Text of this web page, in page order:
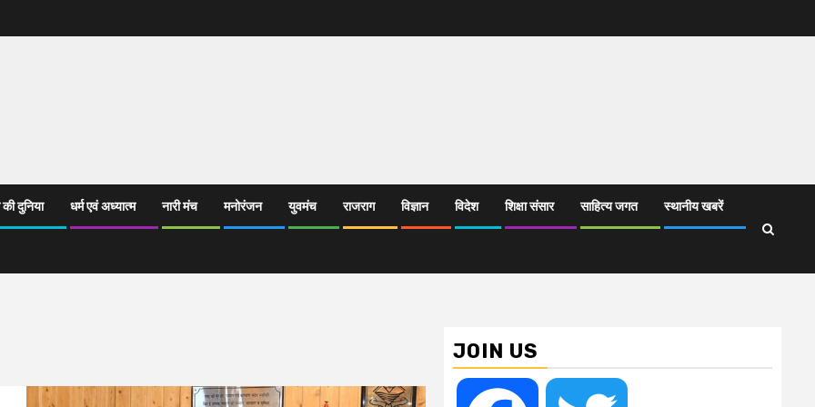
दुनिया धर्म एवं अध्यात्म नारी मंच मनोरंजन युवमंच राजराग विज्ञान विदेश शिक्षा संसार साहित्य जगत स्थानीय खबरें
JOIN US